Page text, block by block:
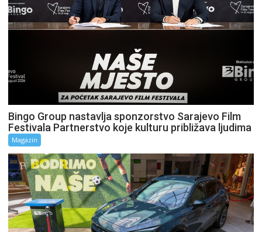
Bingo Group nastavlja sponzorstvo Sarajevo Film
Festivala Partnerstvo koje kulturu približava ljudima
Magazin